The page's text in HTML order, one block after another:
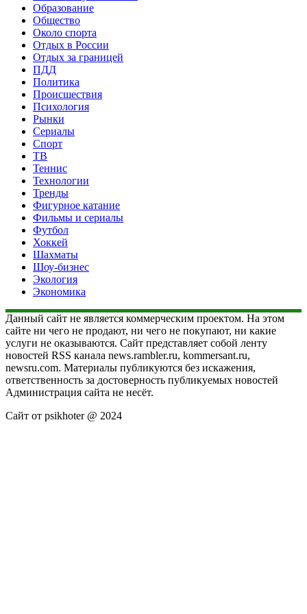
Образование
Общество
Около спорта
Отдых в России
Отдых за границей
ПДД
Политика
Происшествия
Психология
Рынки
Сериалы
Спорт
ТВ
Теннис
Технологии
Тренды
Фигурное катание
Фильмы и сериалы
Футбол
Хоккей
Шахматы
Шоу-бизнес
Экология
Экономика
Данный сайт не является коммерческим проектом. На этом
сайте ни чего не продают, ни чего не покупают, ни какие
услуги не оказываются. Сайт представляет собой ленту
новостей RSS канала news.rambler.ru, kommersant.ru,
newsru.com. Материалы публикуются без искажения,
ответственность за достоверность публикуемых новостей
Администрация сайта не несёт.
Сайт от psikhoter @ 2024